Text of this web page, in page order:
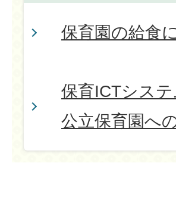
保育園の給食
保育ICTシス
公立保育園へ